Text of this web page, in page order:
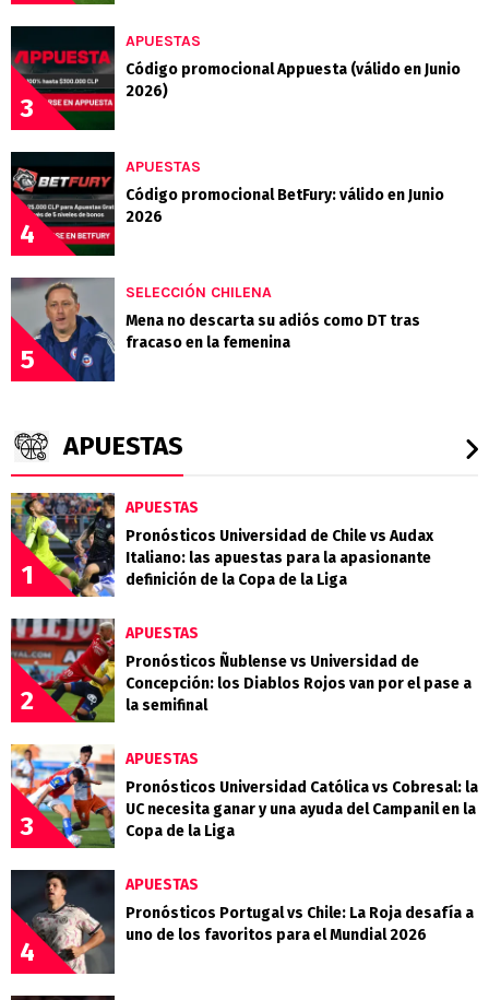
3
APUESTAS
Código promocional Appuesta (válido en Junio
2026)
4
APUESTAS
Código promocional BetFury: válido en Junio
2026
5
SELECCIÓN CHILENA
Mena no descarta su adiós como DT tras
fracaso en la femenina
APUESTAS
1
APUESTAS
Pronósticos Universidad de Chile vs Audax
Italiano: las apuestas para la apasionante
definición de la Copa de la Liga
2
APUESTAS
Pronósticos Ñublense vs Universidad de
Concepción: los Diablos Rojos van por el pase a
la semifinal
3
APUESTAS
Pronósticos Universidad Católica vs Cobresal: la
UC necesita ganar y una ayuda del Campanil en la
Copa de la Liga
4
APUESTAS
Pronósticos Portugal vs Chile: La Roja desafía a
uno de los favoritos para el Mundial 2026